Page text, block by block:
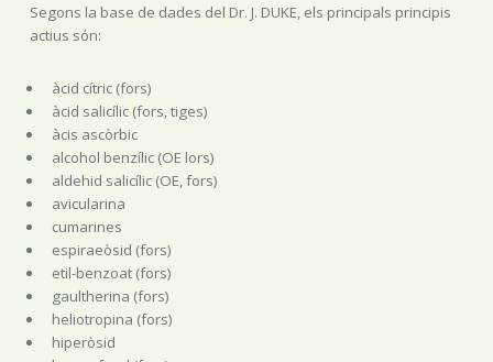
Segons la base de dades del Dr. J. DUKE, els principals principis
actius són:
àcid cítric (fors)
àcid salicílic (fors, tiges)
àcis ascòrbic
alcohol benzílic (OE lors)
aldehid salicílic (OE, fors)
avicularina
cumarines
espiraeòsid (fors)
etil-benzoat (fors)
gaultherina (fors)
heliotropina (fors)
hiperòsid